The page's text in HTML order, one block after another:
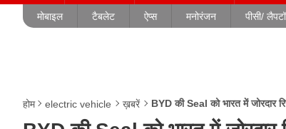
मोबाइल टैबलेट ऐप्स मनोरंजन पीसी/
होम electric vehicle ख़बरें BYD की Seal को भारत में जोरदार